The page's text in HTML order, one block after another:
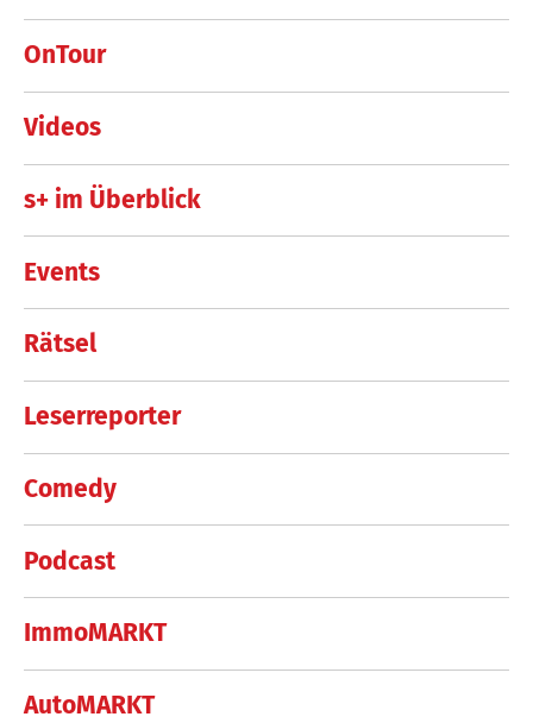
OnTour
Videos
s+ im Überblick
Events
Rätsel
Leserreporter
Comedy
Podcast
ImmoMARKT
AutoMARKT